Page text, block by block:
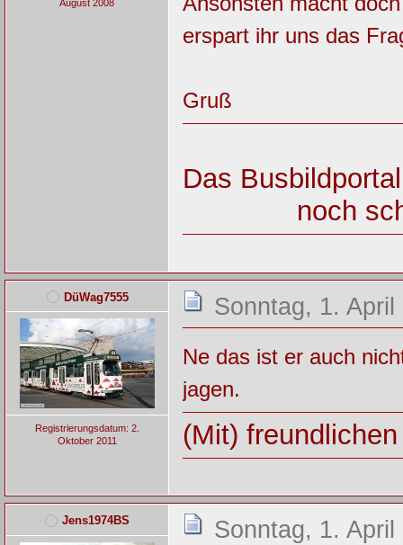
August 2008
erspart ihr uns das
Gruß
Das
noch
DüWag7555
Registrierungsdatum: 2.
Oktober 2011
Sonntag, 1.
Ne das ist er auch
jagen.
(Mit)
Jens1974BS Sonntag, 1.